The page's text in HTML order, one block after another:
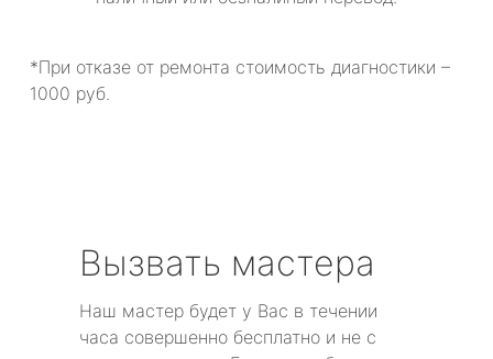
*При отказе от ремонта стоимость диагностики –
1000 руб.
Вызвать мастера
Наш мастер будет у Вас в течении
часа совершенно бесплатно и не с